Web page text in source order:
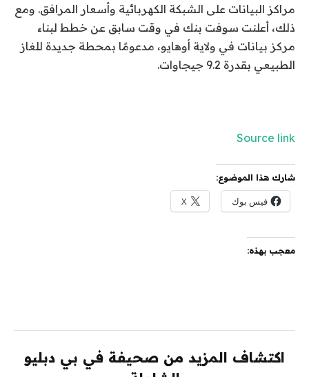
مراكز البيانات على الشبكة الكهربائية وأسعار المرافق. ومع
ذلك، أعلنت سوفت بنك في وقت سابق عن خطط لبناء
مركز بيانات في ولاية أوهايو، مدعومًا بمحطة جديدة للغاز
الطبيعي بقدرة 9.2 جيجاوات.
Source link
شارك هذا الموضوع:
فيس بوك X
معجب بهذه:
اكتشاف المزيد من صحيفة في بي دبليو